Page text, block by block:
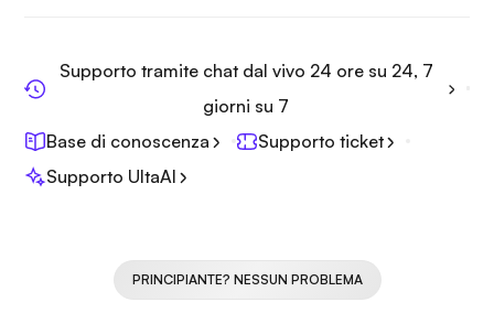
Supporto tramite chat dal vivo 24 ore su 24, 7
giorni su 7
Base di conoscenza
Supporto ticket
Supporto UltaAI
PRINCIPIANTE? NESSUN PROBLEMA